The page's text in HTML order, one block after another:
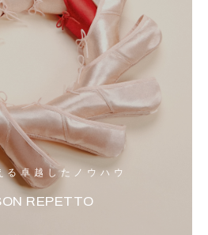
る卓越したノウハウ
REPETTO